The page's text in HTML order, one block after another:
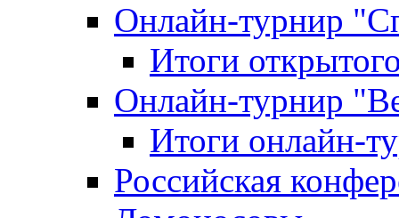
Онлайн-турнир
Итоги
Онлайн-турнир
Итоги онлайн-
Российская